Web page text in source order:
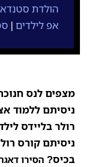
הולדת
אפ לילדים |
מצפים לנס
ניסיתם ללמוד
רולר בליידס
ניסיתם קורס
בכיס? הסירו